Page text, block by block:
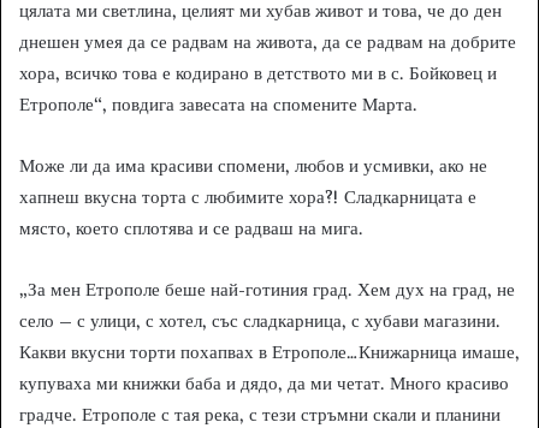
цялата ми светлина, целият ми хубав живот и това, че до ден
днешен умея да се радвам на живота, да се радвам на добрите
хора, всичко това е кодирано в детството ми в с. Бойковец и
Етрополе“, повдига завесата на спомените Марта.
Може ли да има красиви спомени, любов и усмивки, ако не
хапнеш вкусна торта с любимите хора?! Сладкарницата е
място, което сплотява и се радваш на мига.
„За мен Етрополе беше най-готиния град. Хем дух на град, не
село – с улици, с хотел, със сладкарница, с хубави магазини.
Какви вкусни торти похапвах в Етрополе…Книжарница имаше,
купуваха ми книжки баба и дядо, да ми четат. Много красиво
градче. Етрополе с тая река, с тези стръмни скали и планини